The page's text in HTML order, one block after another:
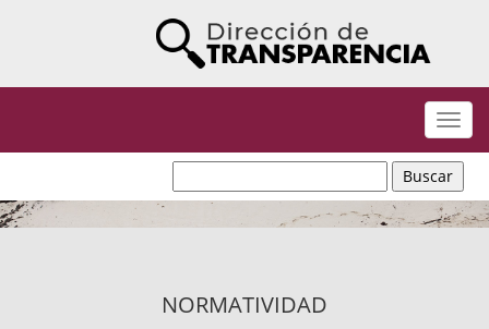
NORMATIVIDAD